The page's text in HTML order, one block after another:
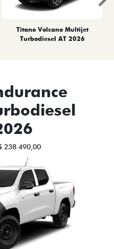
Titano Volcano Multijet
Turbodiesel AT 2026
238.490,00